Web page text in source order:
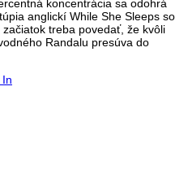
koncentrácia sa odohrá
anglickí While She Sleeps so
treba povedať, že kvôli
Randalu presúva do
In